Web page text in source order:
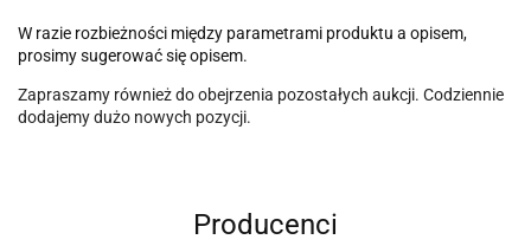
W razie rozbieżności między parametrami produktu a opisem,
prosimy sugerować się opisem.
Zapraszamy również do obejrzenia pozostałych aukcji. Codziennie
dodajemy dużo nowych pozycji.
Producenci